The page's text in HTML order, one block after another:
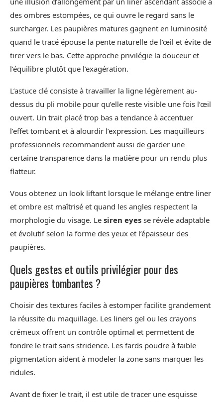
des ombres estompées, ce qui ouvre le regard sans le
surcharger. Les paupières matures gagnent en luminosité
quand le tracé épouse la pente naturelle de l’œil et évite de
tirer vers le bas. Cette approche privilégie la douceur et
l’équilibre plutôt que l’exagération.
L’astuce clé consiste à travailler la ligne légèrement au-
dessus du pli mobile pour qu’elle reste visible une fois l’œil
ouvert. Un trait placé trop bas a tendance à accentuer
l’effet tombant et à alourdir l’expression. Les maquilleurs
professionnels recommandent aussi de garder une
certaine transparence dans la matière pour un rendu plus
flatteur.
Vous obtenez un look liftant lorsque le mélange entre liner
et ombre est maîtrisé et quand les angles respectent la
morphologie du visage. Le siren eyes se révèle adaptable
et évolutif selon la forme des yeux et l’épaisseur des
paupières.
Quels gestes et outils privilégier pour des
paupières tombantes ?
Choisir des textures faciles à estomper facilite grandement
la réussite du maquillage. Les liners gel ou les crayons
crémeux offrent un contrôle optimal et permettent de
fondre le trait sans stridence. Les fards poudre à faible
pigmentation aident à modeler la zone sans marquer les
ridules.
Avant de fixer le trait, il est utile de tracer une esquisse